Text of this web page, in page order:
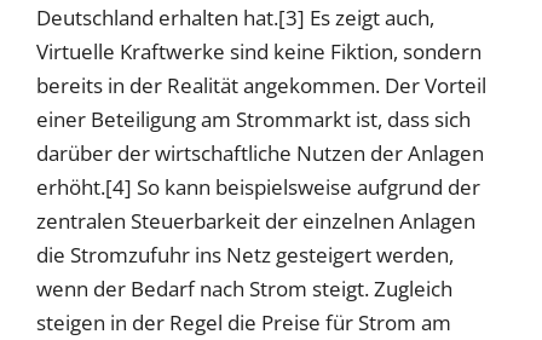
Deutschland erhalten hat.[3] Es zeigt auch,
Virtuelle Kraftwerke sind keine Fiktion, sondern
bereits in der Realität angekommen. Der Vorteil
einer Beteiligung am Strommarkt ist, dass sich
darüber der wirtschaftliche Nutzen der Anlagen
erhöht.[4] So kann beispielsweise aufgrund der
zentralen Steuerbarkeit der einzelnen Anlagen
die Stromzufuhr ins Netz gesteigert werden,
wenn der Bedarf nach Strom steigt. Zugleich
steigen in der Regel die Preise für Strom am